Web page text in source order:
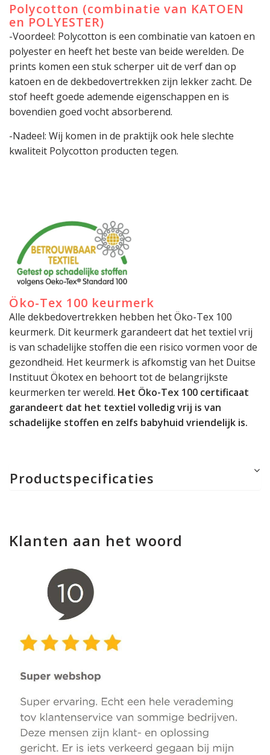
Polycotton (combinatie van KATOEN
en POLYESTER)
-Voordeel: Polycotton is een combinatie van katoen en
polyester en heeft het beste van beide werelden. De
prints komen een stuk scherper uit de verf dan op
katoen en de dekbedovertrekken zijn lekker zacht. De
stof heeft goede ademende eigenschappen en is
bovendien goed vocht absorberend.
-Nadeel: Wij komen in de praktijk ook hele slechte
kwaliteit Polycotton producten tegen.
Öko-Tex 100 keurmerk
Alle dekbedovertrekken hebben het Öko-Tex 100
keurmerk. Dit keurmerk garandeert dat het textiel vrij
is van schadelijke stoffen die een risico vormen voor de
gezondheid. Het keurmerk is afkomstig van het Duitse
Instituut Ökotex en behoort tot de belangrijkste
keurmerken ter wereld. Het Öko-Tex 100 certificaat
garandeert dat het textiel volledig vrij is van
schadelijke stoffen en zelfs babyhuid vriendelijk is.
Productspecificaties
Klanten aan het woord